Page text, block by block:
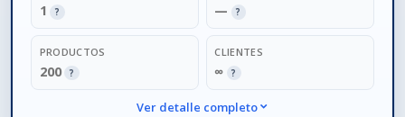
1 ? — ?
PRODUCTOS
200 ?
CLIENTES
∞ ?
Ver detalle completo